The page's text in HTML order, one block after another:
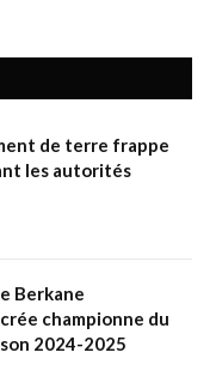
de terre frappe
les autorités
Berkane
championne du
2024-2025